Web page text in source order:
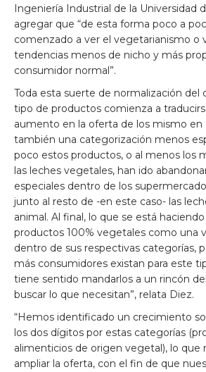
Ingeniería Industrial de la Universidad
agregar que “de esta forma poco a
comenzado a ver el vegetarianismo o
tendencias menos de nicho y más
consumidor normal”.
Toda esta suerte de normalización del
tipo de productos comienza a
aumento en la oferta de los mismo en
también una categorización menos
poco estos productos, o al menos los
las leches vegetales, han ido
especiales dentro de los
junto al resto de -en este caso- las
animal. Al final, lo que se está
productos 100% vegetales como una
dentro de sus respectivas categorías,
más consumidores existan para este
tiene sentido mandarlos a un rincón
buscar lo que necesitan”, relata Diez.
“Hemos identificado un crecimiento
los dos dígitos por estas categorías
alimenticios de origen vegetal), lo que
ampliar la oferta, con el fin de que